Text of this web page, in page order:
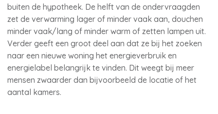
buiten de hypotheek. De helft van de ondervraagden
zet de verwarming lager of minder vaak aan, douchen
minder vaak/lang of minder warm of zetten lampen uit.
Verder geeft een groot deel aan dat ze bij het zoeken
naar een nieuwe woning het energieverbruik en
energielabel belangrijk te vinden. Dit weegt bij meer
mensen zwaarder dan bijvoorbeeld de locatie of het
aantal kamers.